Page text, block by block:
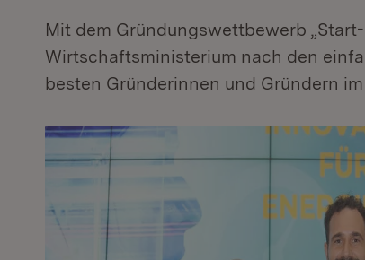
Mit dem Gründungswettbewerb
Wirtschaftsministerium nach den
besten Gründerinnen und Gründern